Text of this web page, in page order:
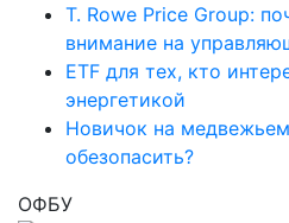
T. Rowe Price Group:
внимание на
ETF для тех, кто
энергетикой
Новичок на
обезопасить?
ОФБУ